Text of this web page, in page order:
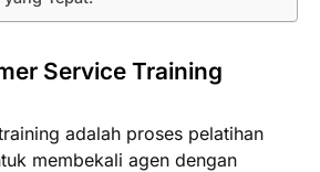
Service Training
adalah proses pelatihan
membekali agen dengan